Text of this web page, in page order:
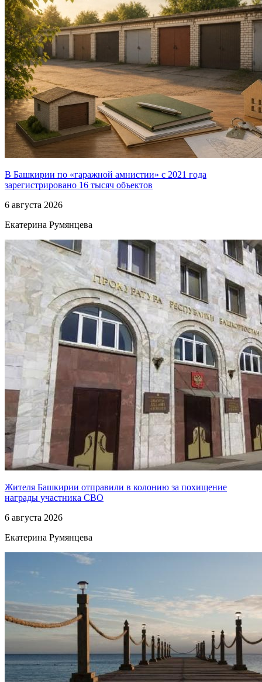
В Башкирии по «гаражной амнистии» с 2021 года
зарегистрировано 16 тысяч объектов
6 августа 2026
Екатерина Румянцева
Жителя Башкирии отправили в колонию за похищение
награды участника СВО
6 августа 2026
Екатерина Румянцева